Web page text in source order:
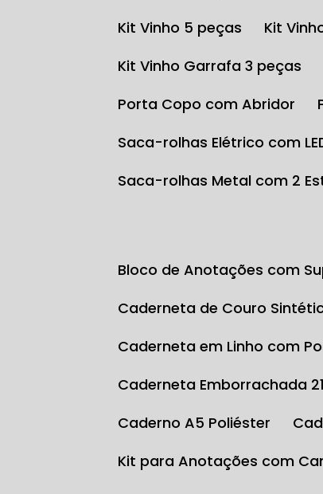
Kit Vinho 5 peças
Kit
Kit Vinho Garrafa 3 peças
Porta Copo com Abridor
Saca-rolhas Elétrico com
Saca-rolhas Metal com 2
Bloco de Anotações com
Caderneta de Couro
Caderneta em Linho com
Caderneta Emborrachada
Caderno A5 Poliéster
Kit para Anotações com